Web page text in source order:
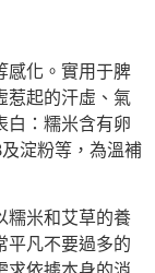
感化。實用于脾
惹起的汗虛、氣
白：糯米含有卵
淀粉等，為溫補
糯米和艾草的養
平凡不要過多的